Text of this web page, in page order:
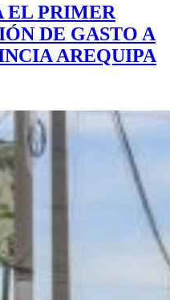
EL PRIMER
DE GASTO A
AREQUIPA